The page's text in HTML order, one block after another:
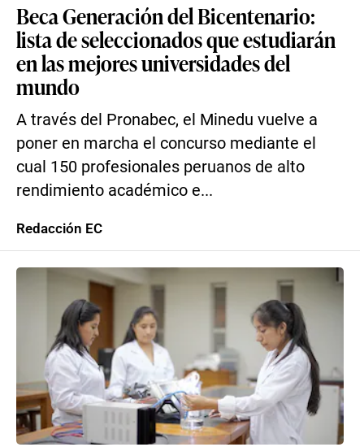
Beca Generación del Bicentenario:
lista de seleccionados que estudiarán
en las mejores universidades del
mundo
A través del Pronabec, el Minedu vuelve a
poner en marcha el concurso mediante el
cual 150 profesionales peruanos de alto
rendimiento académico e...
Redacción EC